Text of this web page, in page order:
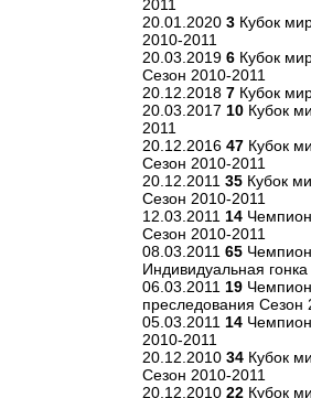
2011
20.01.2020 3 Кубок
2010-2011
20.03.2019 6 Кубок
Сезон 2010-2011
20.12.2018 7 Кубок
20.03.2017 10 Кубок
2011
20.12.2016 47 Кубок
Сезон 2010-2011
20.12.2011 35 Кубок
Сезон 2010-2011
12.03.2011 14
Сезон 2010-2011
08.03.2011 65
Индивидуальная
06.03.2011 19
преследования Сезон
05.03.2011 14
2010-2011
20.12.2010 34 Кубок
Сезон 2010-2011
20.12.2010 22 Кубок